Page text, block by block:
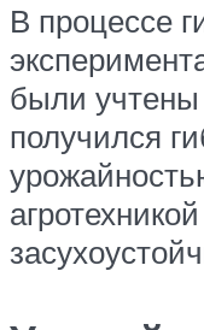
В процессе
были учтены
получился